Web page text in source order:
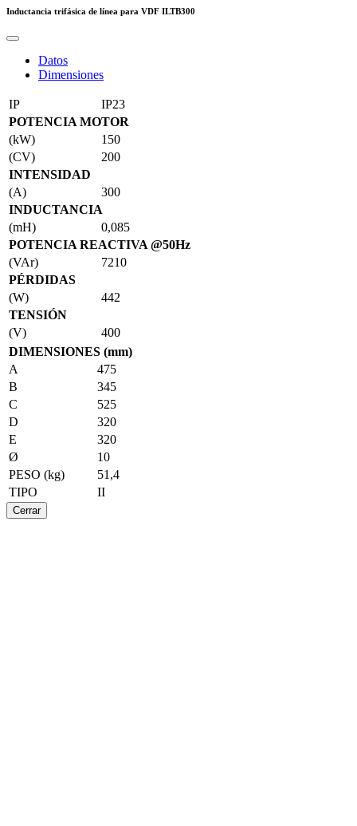
Inductancia trifásica de línea para VDF ILTB300
Datos
Dimensiones
IP
IP23
POTENCIA MOTOR
(kW)
150
(CV)
200
INTENSIDAD
(A)
300
INDUCTANCIA
(mH)
0,085
POTENCIA REACTIVA @50Hz
(VAr)
7210
PÉRDIDAS
(W)
442
TENSIÓN
(V)
400
DIMENSIONES (mm)
A
475
B
345
C
525
D
320
E
320
Ø
10
PESO (kg)
51,4
TIPO
II
Cerrar